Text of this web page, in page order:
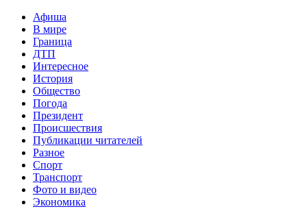
Афиша
В мире
Граница
ДТП
Интересное
История
Общество
Погода
Президент
Происшествия
Публикации читателей
Разное
Спорт
Транспорт
Фото и видео
Экономика